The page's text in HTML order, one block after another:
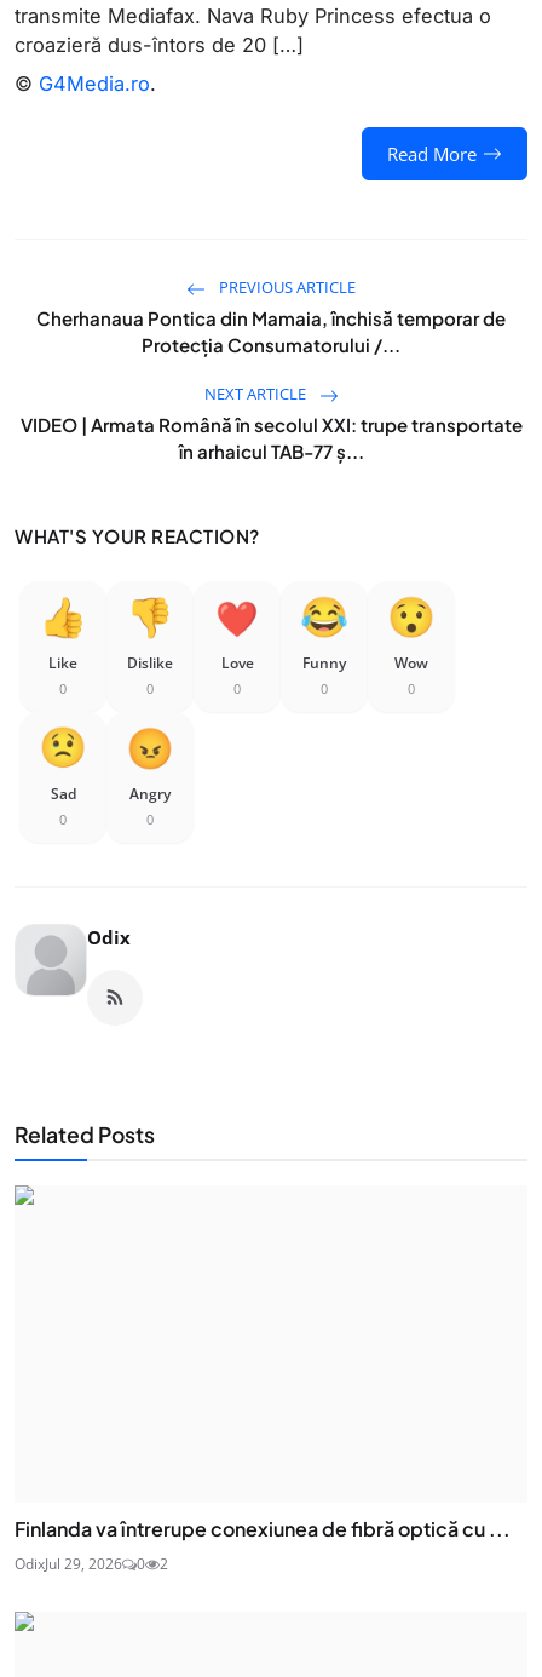
transmite Mediafax. Nava Ruby Princess efectua o
croazieră dus-întors de 20 […]
© G4Media.ro.
Read More
PREVIOUS ARTICLE
Cherhanaua Pontica din Mamaia, închisă temporar de
Protecția Consumatorului /...
NEXT ARTICLE
VIDEO | Armata Română în secolul XXI: trupe transportate
în arhaicul TAB-77 ș...
WHAT'S YOUR REACTION?
Like
0
Dislike
0
Love
0
Funny
0
Wow
0
Sad
0
Angry
0
Odix
Related Posts
Finlanda va întrerupe conexiunea de fibră optică cu ...
OdixJul 29, 2026 0 2